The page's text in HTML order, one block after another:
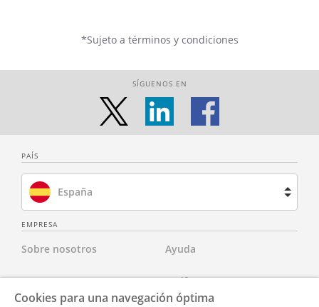
*Sujeto a términos y condiciones
SÍGUENOS EN
PAÍS
España
Francia
EMPRESA
Sobre nosotros
Contacta con nosotros
Ayuda
Tarifas
Cookies para una navegación óptima